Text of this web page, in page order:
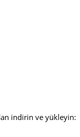
indirin ve yükleyin: